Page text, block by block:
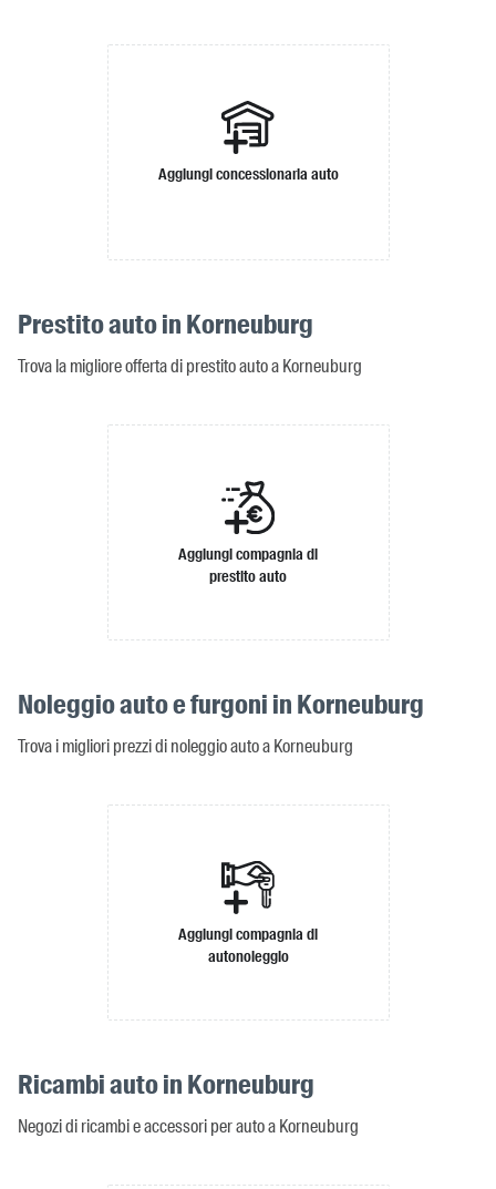
Aggiungi concessionaria auto
Prestito auto in Korneuburg
Trova la migliore offerta di prestito auto a Korneuburg
Aggiungi compagnia di
prestito auto
Noleggio auto e furgoni in Korneuburg
Trova i migliori prezzi di noleggio auto a Korneuburg
Aggiungi compagnia di
autonoleggio
Ricambi auto in Korneuburg
Negozi di ricambi e accessori per auto a Korneuburg